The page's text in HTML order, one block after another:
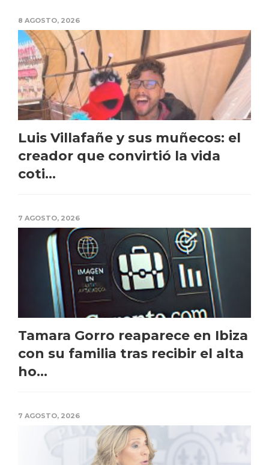
8 AGOSTO, 2026
Luis Villafañe y sus muñecos: el
creador que convirtió la vida
coti...
7 AGOSTO, 2026
Tamara Gorro reaparece en Ibiza
con su familia tras recibir el alta
ho...
7 AGOSTO, 2026